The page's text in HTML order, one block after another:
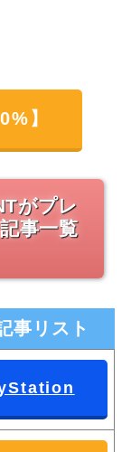
】
がプレ
事一覧
事リスト